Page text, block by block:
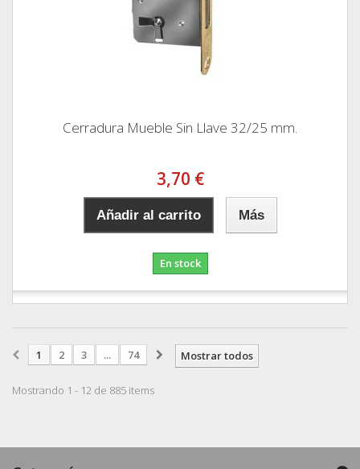
Cerradura Mueble Sin Llave 32/25 mm.
3,70 €
Añadir al carrito Más
En stock
Mostrar todos
1 2 3 ... 74
Mostrando 1 - 12 de 885 items